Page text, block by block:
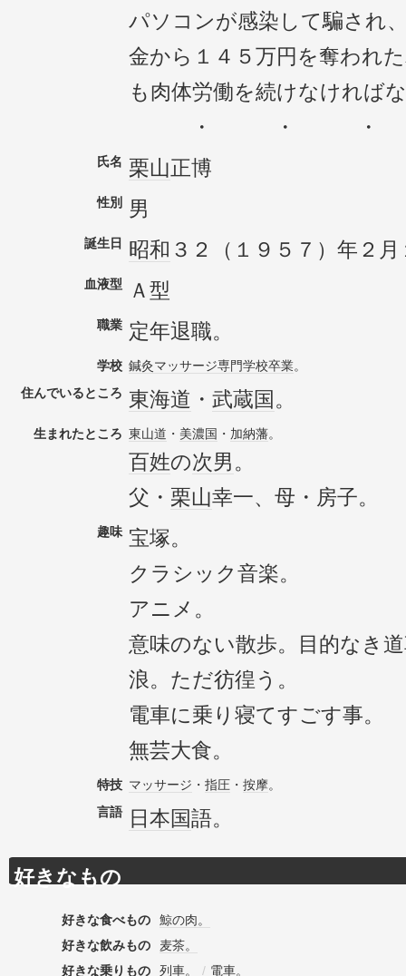
パソコンが感染して騙され
金から１４５万円を奪われ
も肉体労働を続けなければ
・ ・
氏名 栗山正博
性別 男
誕生日 昭和 ３２（１９５７）年２月
血液型 Ａ型
職業 定年退職。
学校 鍼灸マッサージ専門学校卒業。
住んでいるところ 東海道 ・ 武蔵国 。
生まれたところ 東山道 ・ 美濃国 ・ 加納藩。
百姓の次男。
父・ 栗山幸一、母・房子。
趣味 宝塚。
クラシック音楽。
アニメ。
意味のない散歩。目的なき
浪。ただ彷徨う。
電車に乗り寝てすごす事。
無芸大食。
特技 マッサージ ・ 指圧 ・ 按摩。
言語
日本国語。
好きなもの
好きな食べもの
鯨の肉。
好きな飲みもの
麦茶。
好きな乗りもの
列車。 / 電車。